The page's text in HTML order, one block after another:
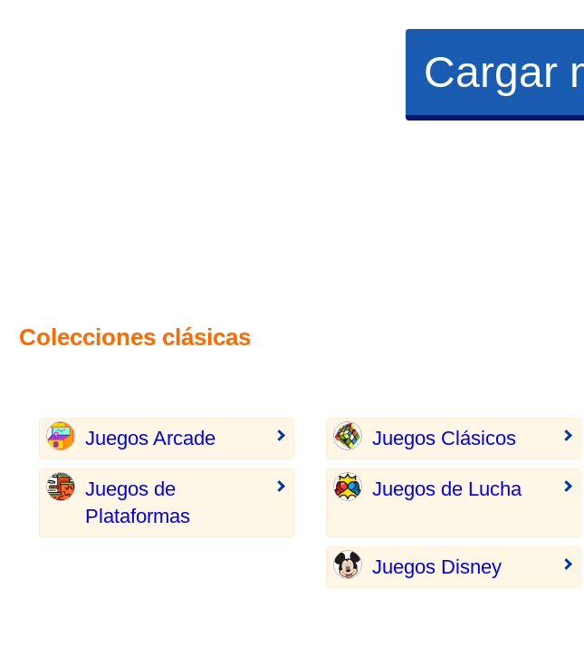
Cargar
Colecciones clásicas
Juegos Arcade Juegos Clásicos
Juegos de
Plataformas
Juegos de Lucha
Juegos Disney